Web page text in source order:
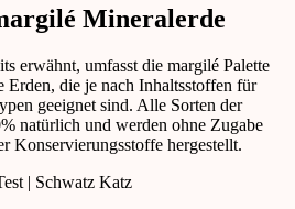
Mineralerde
erwähnt, umfasst die margilé Palette
Erden, die je nach Inhaltsstoffen für
geeignet sind. Alle Sorten der
natürlich und werden ohne Zugabe
Konservierungsstoffe hergestellt.